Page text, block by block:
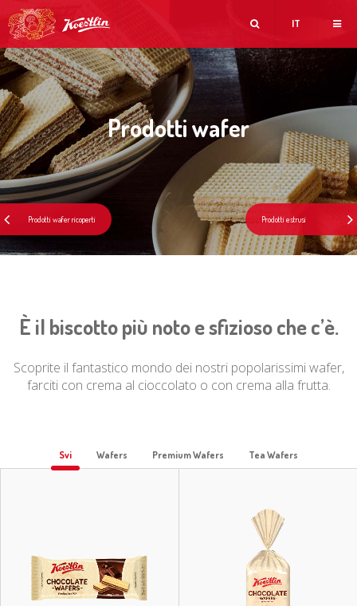
IT
Prodotti wafer
È il biscotto più noto e sfizioso che c’è.
Scoprite il fantastico mondo dei nostri popolarissimi wafer,
farciti con crema al cioccolato o con crema alla frutta.
Svi Wafers Premium Wafers Tea Wafers